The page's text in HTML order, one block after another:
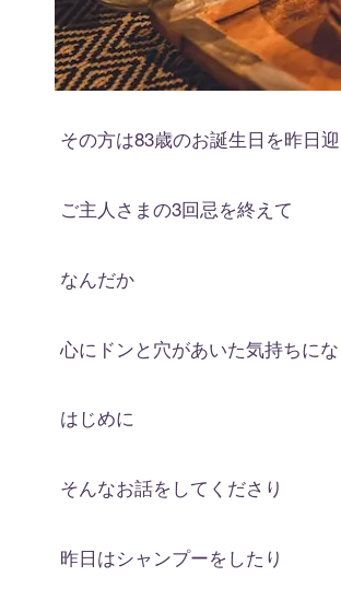
その方は83歳のお誕生日を昨日迎
ご主人さまの3回忌を終えて
なんだか
心にドンと穴があいた気持ちに
はじめに
そんなお話をしてくださり
昨日はシャンプーをしたり